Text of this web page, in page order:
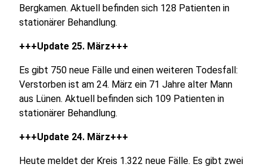
Bergkamen. Aktuell befinden sich 128 Patienten in
stationärer Behandlung.
+++Update 25. März+++
Es gibt 750 neue Fälle und einen weiteren Todesfall:
Verstorben ist am 24. März ein 71 Jahre alter Mann
aus Lünen. Aktuell befinden sich 109 Patienten in
stationärer Behandlung.
+++Update 24. März+++
Heute meldet der Kreis 1.322 neue Fälle. Es gibt zwei